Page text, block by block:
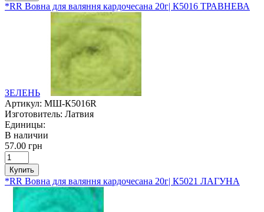
*RR Вовна для валяння кардочесана 20г| К5016 ТРАВНЕВА
ЗЕЛЕНЬ
Артикул: МШ-К5016R
Изготовитель: Латвия
Единицы:
В наличии
57.00 грн
Купить
*RR Вовна для валяння кардочесана 20г| К5021 ЛАГУНА